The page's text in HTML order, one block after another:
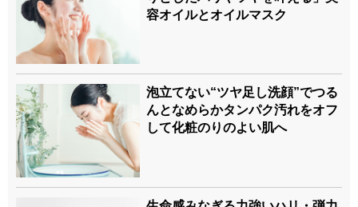
容オイルとオイルマスク
泡立てない“ツヤ足し洗顔”でつる
んとなめらかタンパク汚れをオフ
して化粧のりのよい肌へ